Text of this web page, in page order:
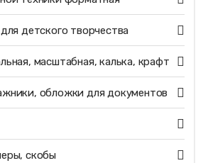
детского творчества
масштабная, калька, крафт
обложки для документов
скобы